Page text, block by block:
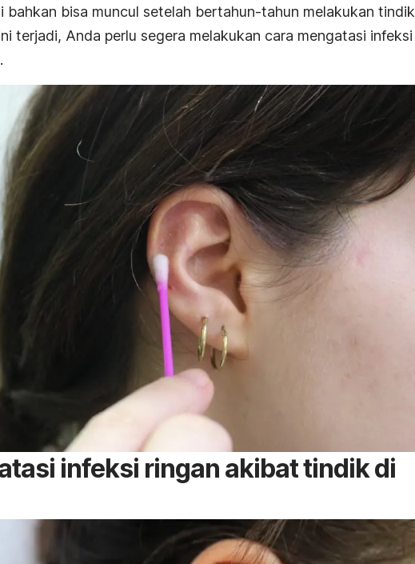
bahkan bisa muncul setelah bertahun-tahun melakukan tindik
terjadi, Anda perlu segera melakukan cara mengatasi infeksi
infeksi ringan akibat tindik di